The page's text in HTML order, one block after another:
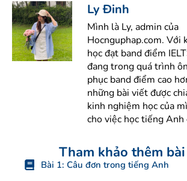
Ly Đinh
Mình là Ly, admin của
Hocnguphap.com. Với
học đạt band điểm
đang trong quá trình
phục band điểm cao
những bài viết được
kinh nghiệm học của
cho việc học tiếng Anh
Tham khảo thêm
Bài 1: Câu đơn trong tiếng Anh